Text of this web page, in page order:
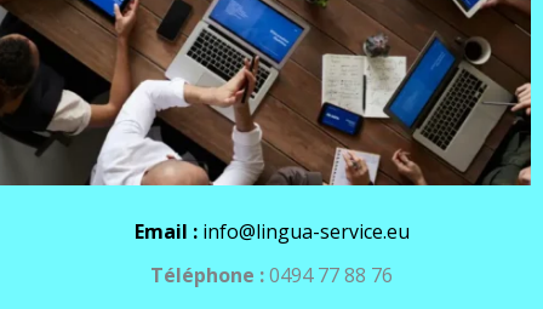
Email : info@lingua-service.eu
Téléphone :0494 77 88 76